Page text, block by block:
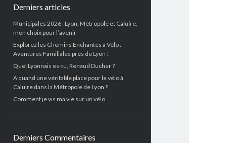
Derniers articles
Municipales 2026 : Lyon, Métropole et Caluire,
mon choix pour l’avenir
Explorez les Chemins Enchantés à Vélo :
Aventures Familiales près de Lyon !
Quel Lyonnais es-tu, Renaud Ducher ?
A quand une véritable place pour le vélo à
Caluire dans la Métropole de Lyon ?
Comment je vis ma vie sur un vélo
Derniers Commentaires